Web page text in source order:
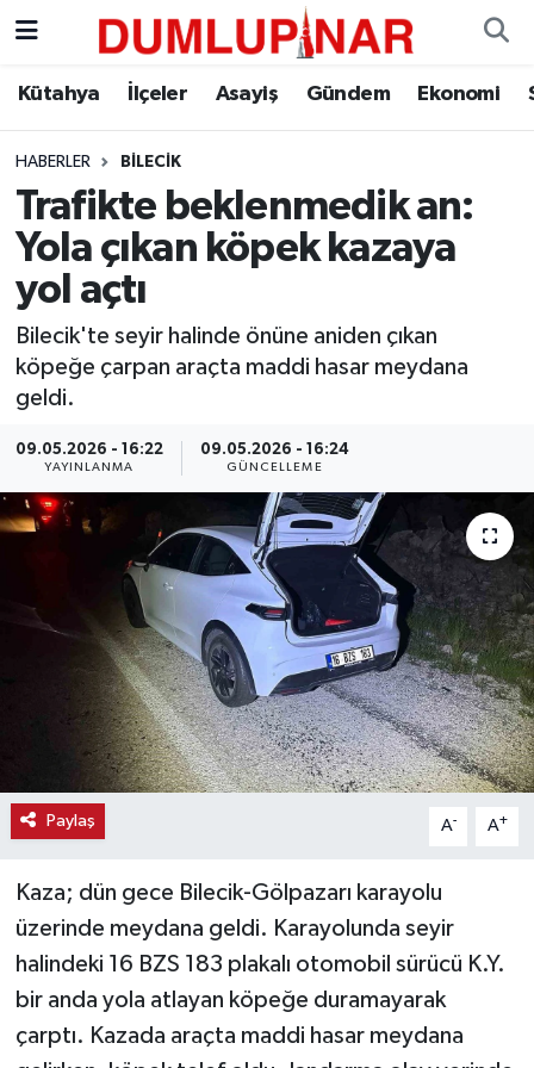
Kütahya İlçeler Asayiş Gündem Ekonomi
HABERLER BILECIK
Trafikte beklenmedik an:
Yola çıkan köpek kazaya
yol açtı
Bilecik'te seyir halinde önüne aniden çıkan
köpeğe çarpan araçta maddi hasar meydana
geldi.
09.05.2026 - 16:22
YAYINLANMA
09.05.2026 - 16:24
GÜNCELLEME
Paylaş A- A+
Kaza; dün gece Bilecik-Gölpazarı karayolu
üzerinde meydana geldi. Karayolunda seyir
halindeki 16 BZS 183 plakalı otomobil sürücü K.Y.
bir anda yola atlayan köpeğe duramayarak
çarptı. Kazada araçta maddi hasar meydana
Asayiş
Diğer
Dünya
Eğitim
Ekonomi
Eleman
Emlak
Gündem
Haber
Haber İlanlar
Kültür-Sanat
Magazin
Resmi İlanlar
Sağlık
Seri İlan
Siyaset
Spor
Kütahya Hava Durumu
Kütahya Trafik Yoğunluk Haritası
Süper Lig Puan Durumu ve Fikstür
Tüm Manşetler
Son Dakika Haberleri
Haber Arşivi